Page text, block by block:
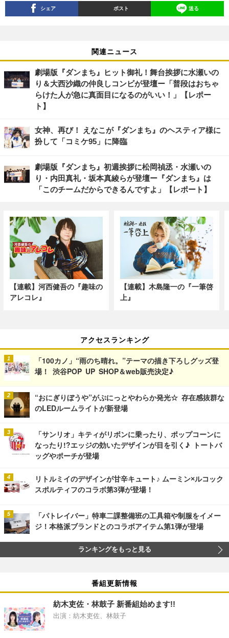
シェア ポスト 送る
関連ニュース
劇場版『ダンまち』ヒット御礼！舞台挨拶に水瀬いの
り＆大西沙織の仲良しコンビが登壇ー「普段はおちゃ
らけた人が急に真面目になるのがいい！」【レポー
ト】
女神、再び！ えなこが『ダンまち』のヘスティア様に
扮して「コミケ95」に降臨
劇場版『ダンまち』初週挨拶に松岡禎丞・水瀬いの
り・内田真礼・坂本真綾らが登壇ー『ダンまち』は
「このチームだからできるんですよ」【レポート】
【連載】河西健吾の『趣味の
アレコレ』
【連載】木島隆一の『一筆啓
上』
アクセスランキング
「100カノ」“雨のち晴れ。”テーマの描き下ろしグッズ登
場！ 渋谷POP UP SHOP＆web販売決定♪
“おにぎりぼうや”がぷにっとやわらか発光☆ 存在感抜群な
のLEDルームライトが新登場
「サンリオ」キティがリボンに乗ったり、ポップコーンに
なったり!?エッジの効いたデザインが目を引く♪ トートバ
ッグやポーチが登場
リトルミイのデザインが甘辛キュート♪ ムーミン×ルコック
スポルティフのコラボ第3弾が登場！
「パトレイバー」特車二課整備班の工具箱や制服をイメー
ジ！本格派ブランドとのコラボアイテム第1弾が登場
ランキングをもっと見る
番組更新情報
紡木吏佐・林鼓子 新番組始めます!!
出演：紡木吏佐、林鼓子